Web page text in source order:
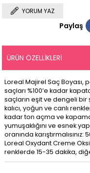
YORUM YAZ
Paylaş
ÜRÜN ÖZELLIKLERI
Loreal Majirel Saç Boyası,
saçları %100’e kadar
saçların eşit ve dengeli bir
kalıcı, yoğun ve canlı
kadar ton açma ve
yumuşaklığını ve esnek
oranında
Loreal Oxydant Creme
renklerde 15-35 dakika,